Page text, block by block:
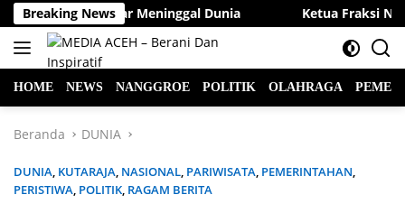
Langsung
ke
konten
Breaking News
Dua Pelajar Meninggal Dunia Ketua Fraksi
HOME NEWS NANGGROE POLITIK OLAHRAGA
Beranda DUNIA
DUNIA, KUTARAJA, NASIONAL, PARIWISATA, PEMERINTAHAN,
PERISTIWA, POLITIK, RAGAM BERITA